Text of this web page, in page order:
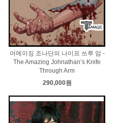
어메이징 조나단의 나이프 쓰루 암 -
The Amazing Johnathan’s Knife
Through Arm
290,000원